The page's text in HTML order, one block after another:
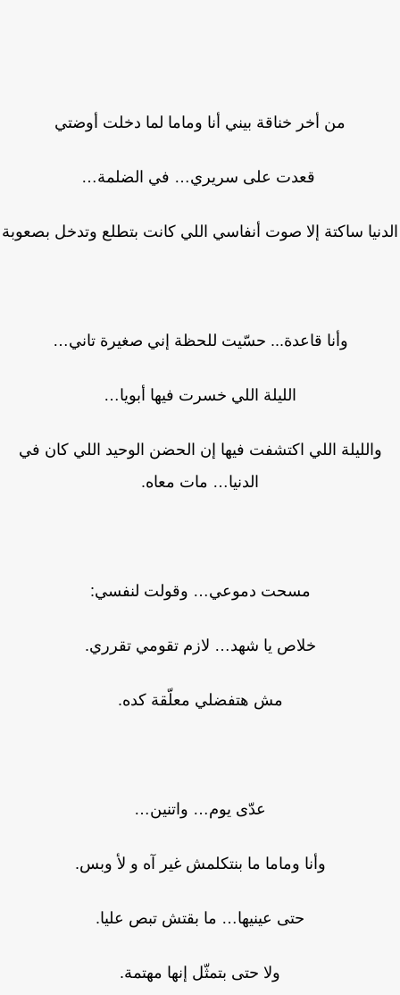
من أخر خناقة بيني أنا وماما لما دخلت أوضتي
قعدت على سريري… في الضلمة…
ساكتة إلا صوت أنفاسي اللي كانت بتطلع وتدخل بصعوبة
وأنا قاعدة... حسّيت للحظة إني صغيرة تاني…
الليلة اللي خسرت فيها أبويا…
والليلة اللي اكتشفت فيها إن الحضن الوحيد اللي كان في
الدنيا… مات معاه.
مسحت دموعي… وقولت لنفسي:
خلاص يا شهد… لازم تقومي تقرري.
مش هتفضلي معلّقة كده.
عدّى يوم… واتنين…
وأنا وماما ما بنتكلمش غير آه و لأ وبس.
حتى عينيها… ما بقتش تبص عليا.
ولا حتى بتمثّل إنها مهتمة.